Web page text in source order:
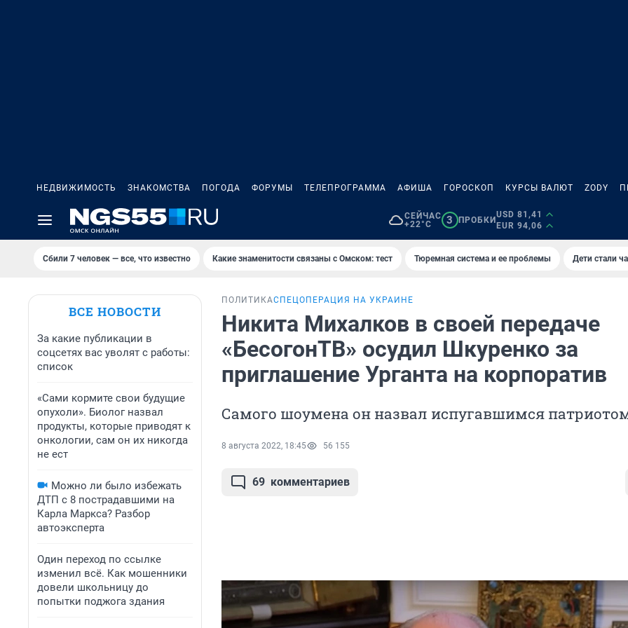
НЕДВИЖИМОСТЬ ЗНАКОМСТВА ПОГОДА ФОРУМЫ ТЕЛЕПРОГРАММА АФИША ГОРОСКОП КУРСЫ ВАЛЮТ ZODY
СЕЙЧАС
+22°C
3 ПРОБКИ
USD 81,41
EUR 94,06
Сбили 7 человек — все, что известно Какие знаменитости связаны с Омском: тест Тюремная система и ее проблемы Дети стали
ВСЕ НОВОСТИ
За какие публикации в
соцсетях вас уволят с работы:
список
«Сами кормите свои будущие
опухоли». Биолог назвал
продукты, которые приводят к
онкологии, сам он их никогда
не ест
Можно ли было избежать
ДТП с 8 пострадавшими на
Карла Маркса? Разбор
автоэксперта
Один переход по ссылке
изменил всё. Как мошенники
довели школьницу до
попытки поджога здания
ПОЛИТИКАСПЕЦОПЕРАЦИЯ НА УКРАИНЕ
Никита Михалков в своей передаче
«БесогонТВ» осудил Шкуренко за
приглашение Урганта на корпоратив
Самого шоумена он назвал испугавшимся
8 августа 2022, 18:45 56 155
69 комментариев